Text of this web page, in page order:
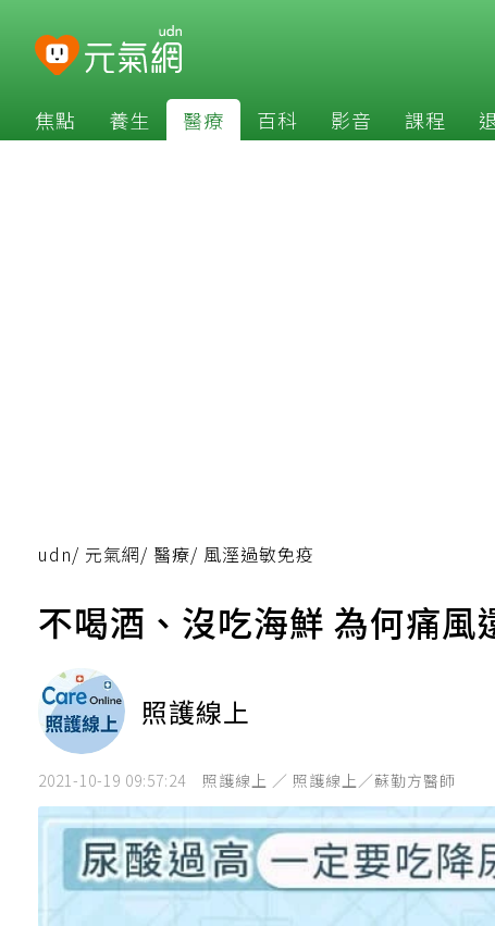
焦點 養生 醫療 百科 影音 課程
udn/ 元氣網/ 醫療/ 風溼過敏免疫
不喝酒、沒吃海鮮 為何痛
照護線上
2021-10-19 09:57:24 照護線上 ／ 照護線上／蘇勤方醫師